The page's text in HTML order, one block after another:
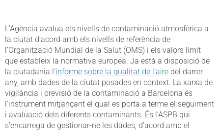
L’Agència avalua els nivells de contaminació atmosfèrica a
la ciutat d’acord amb els nivells de referència de
l’Organització Mundial de la Salut (OMS) i els valors límit
que estableix la normativa europea. Ja està a disposició de
la ciutadania l’informe sobre la qualitat de l’aire del darrer
any, amb dades de la ciutat posades en context. La xarxa de
vigilància i previsió de la contaminació a Barcelona és
l’instrument mitjançant el qual es porta a terme el seguiment
i avaluació dels diferents contaminants. És l’ASPB qui
s’encarrega de gestionar-ne les dades, d’acord amb el